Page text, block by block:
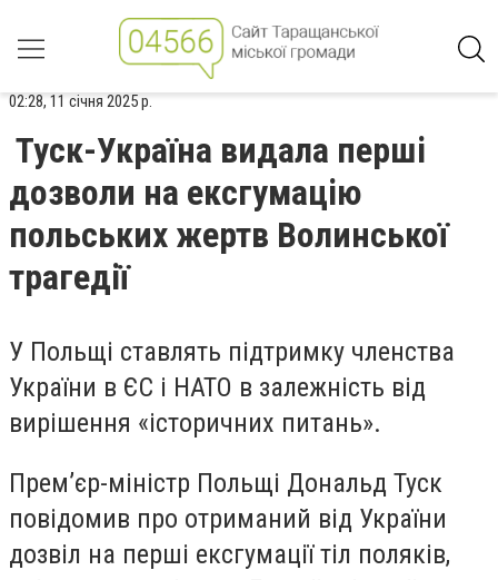
02:28, 11 січня 2025 р.
Туск-Україна видала перші
дозволи на ексгумацію
польських жертв Волинської
трагедії
У Польщі ставлять підтримку членства
України в ЄС і НАТО в залежність від
вирішення «історичних питань».
Прем’єр-міністр Польщі Дональд Туск
повідомив про отриманий від України
дозвіл на перші ексгумації тіл поляків,